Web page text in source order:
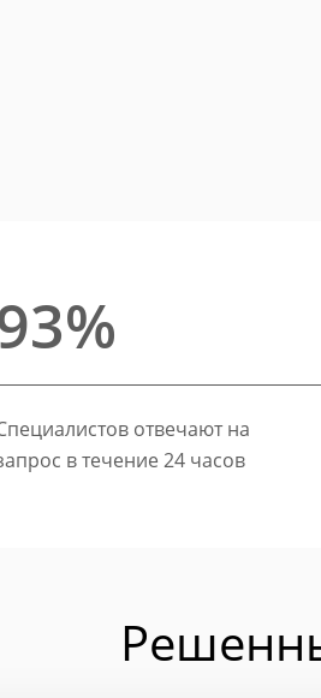
отвечают на
в течение 24 часов